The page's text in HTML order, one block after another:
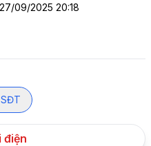
27/09/2025 20:18
điện